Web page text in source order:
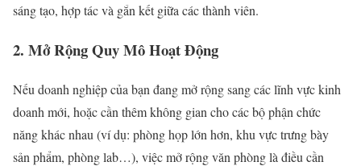
sáng tạo, hợp tác và gắn kết giữa các thành viên.
2. Mở Rộng Quy Mô Hoạt Động
Nếu doanh nghiệp của bạn đang mở rộng sang các lĩnh vực kinh
doanh mới, hoặc cần thêm không gian cho các bộ phận chức
năng khác nhau (ví dụ: phòng họp lớn hơn, khu vực trưng bày
sản phẩm, phòng lab…), việc mở rộng văn phòng là điều cần